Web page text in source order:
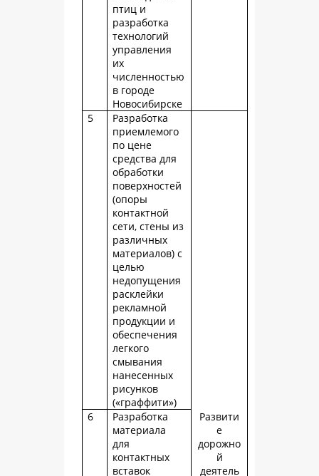
птиц и
разработка
технологий
управления
их
численностью
в городе
Новосибирске
5
Разработка
приемлемого
по цене
средства для
обработки
поверхностей
(опоры
контактной
сети, стены из
различных
материалов) с
целью
недопущения
расклейки
рекламной
продукции и
обеспечения
легкого
смывания
нанесенных
рисунков
(«граффити»)
Развити
е
дорожно
й
деятель
6
Разработка
материала
для
контактных
вставок